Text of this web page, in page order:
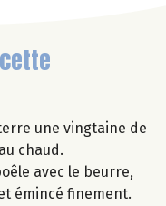
une vingtaine de
chaud.
avec le beurre,
émincé finement.